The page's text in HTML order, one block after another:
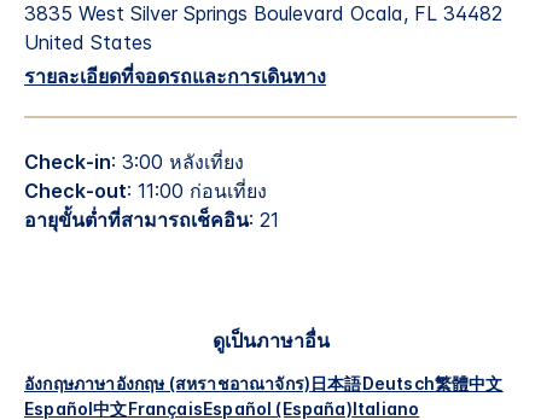
3835 West Silver Springs Boulevard Ocala, FL 34482
United States
รายละเอียดที่จอดรถและการเดินทาง
Check-in: 3:00 หลังเที่ยง
Check-out: 11:00 ก่อนเที่ยง
อายุขั้นต่ำที่สามารถเช็คอิน: 21
ดูเป็นภาษาอื่น
อังกฤษภาษาอังกฤษ (สหราชอาณาจักร)日本語Deutsch繁體中文
Español中文FrançaisEspañol (España)Italiano